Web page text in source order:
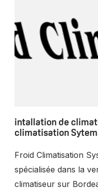
intallation de
climatisation
Froid Climatisation
spécialisée dans la
climatiseur sur